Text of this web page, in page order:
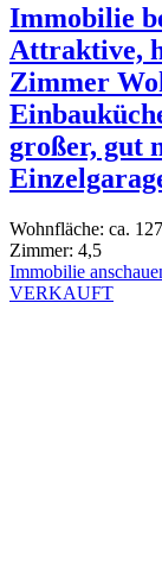
Immobilie
Attraktive,
Zimmer
großer, gut
Wohnfläche: ca.
Zimmer: 4,5
Immobilie
VERKAUFT